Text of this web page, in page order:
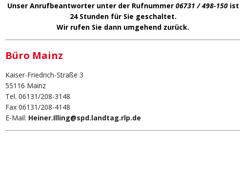
Unser Anrufbeantworter unter der Rufnummer 06731 / 498-150ist
24 Stunden für Sie geschaltet.
Wir rufen Sie dann umgehend zurück.
Büro Mainz
Kaiser-Friedrich-Straße 3
55116 Mainz
Tel. 06131/208-3148
Fax 06131/208-4148
E-Mail: Heiner.Illing@spd.landtag.rlp.de